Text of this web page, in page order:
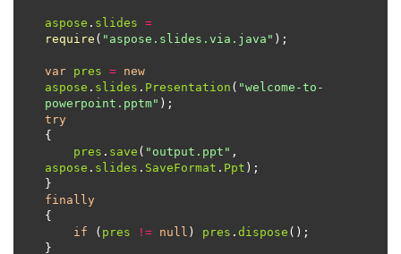
aspose . slides =
require ( "aspose.slides.via.java"
var pres = new
aspose . slides . Presentation ( "welcome-to-
powerpoint.pptm"
try
pres . save ( "output.ppt"
aspose . slides . SaveFormat . Ppt
finally
if ( pres != null ) pres . dispose